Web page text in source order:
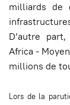
milliards de
D’autre
Africa -
millions de
Lors de la